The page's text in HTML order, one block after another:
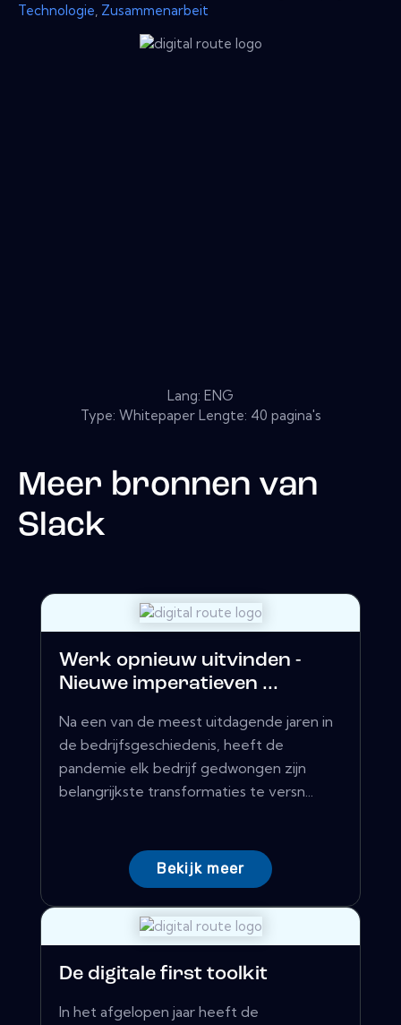
Technologie Zusammenarbeit
Lang: ENG
Type: Whitepaper Lengte: 40 pagina's
Meer bronnen van
Slack
Werk opnieuw uitvinden -
Nieuwe imperatieven ...
Na een van de meest uitdagende jaren in
de bedrijfsgeschiedenis, heeft de
pandemie elk bedrijf gedwongen zijn
belangrijkste transformaties te versn...
Bekijk meer
De digitale first toolkit
In het afgelopen jaar heeft de